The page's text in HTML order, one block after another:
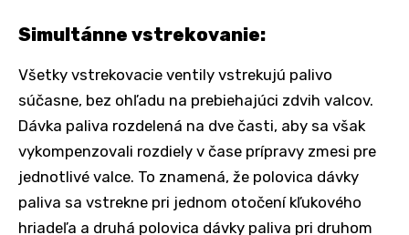
Simultánne vstrekovanie:
Všetky vstrekovacie ventily vstrekujú palivo
súčasne, bez ohľadu na prebiehajúci zdvih valcov.
Dávka paliva rozdelená na dve časti, aby sa však
vykompenzovali rozdiely v čase prípravy zmesi pre
jednotlivé valce. To znamená, že polovica dávky
paliva sa vstrekne pri jednom otočení kľukového
hriadeľa a druhá polovica dávky paliva pri druhom